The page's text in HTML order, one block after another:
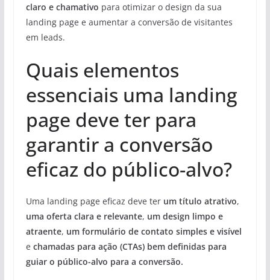
claro e chamativo para otimizar o design da sua
landing page e aumentar a conversão de visitantes
em leads.
Quais elementos
essenciais uma landing
page deve ter para
garantir a conversão
eficaz do público-alvo?
Uma landing page eficaz deve ter um título atrativo,
uma oferta clara e relevante, um design limpo e
atraente, um formulário de contato simples e visível
e chamadas para ação (CTAs) bem definidas para
guiar o público-alvo para a conversão.